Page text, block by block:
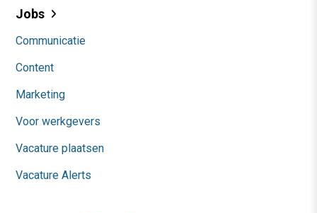
Jobs
Communicatie
Content
Marketing
Voor werkgevers
Vacature plaatsen
Vacature Alerts